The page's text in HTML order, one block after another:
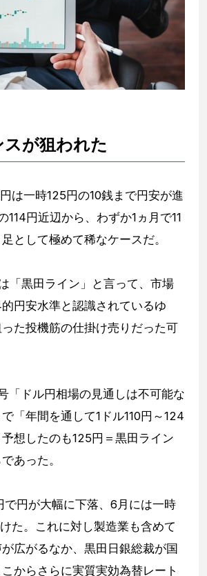
スが狙われた
は一時125円の10銭まで円安が進
114円近辺から、わずか1ヵ月で11
として極めて稀なケースだ。
「黒田ライン」と言って、市場
円安水準と認識されているゆ
た投機筋の仕掛け売りだった可
「ドル円相場の見通しは不可能な
「年間を通して1ドル110円～124
想したのも125円＝黒田ライン
あった。
で円が大幅に下落、6月には一時
た。これに対し製造業も含めて
広がるなか、黒田日銀総裁が国
からさらに実質実効為替レート